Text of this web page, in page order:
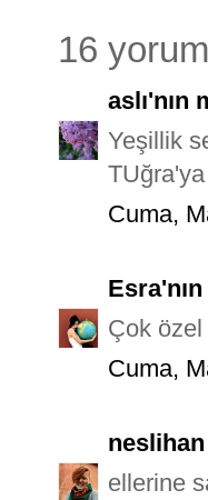
16
aslı'nın
Yeşillik
Cuma,
Esra'nın
Çok özel
Cuma,
ellerine